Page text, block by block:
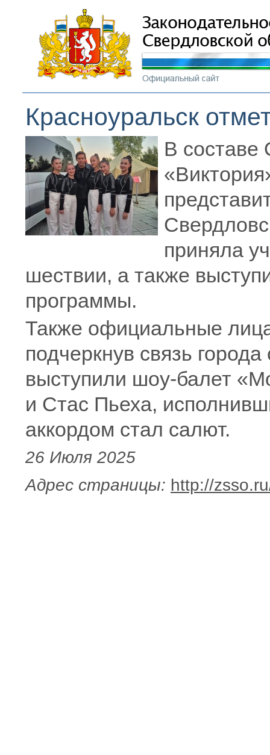
Красноуральск
В составе
приняла
шествии, а также
программы.
Также официальные
подчеркнув связь
выступили шоу-балет
и Стас Пьеха,
аккордом стал салют.
26 Июля 2025
Адрес страницы: http://